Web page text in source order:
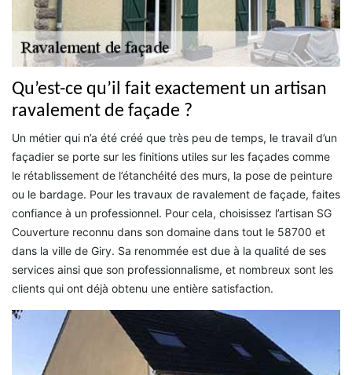
Qu’est-ce qu’il fait exactement un artisan
ravalement de façade ?
Un métier qui n’a été créé que très peu de temps, le travail d’un
façadier se porte sur les finitions utiles sur les façades comme
le rétablissement de l’étanchéité des murs, la pose de peinture
ou le bardage. Pour les travaux de ravalement de façade, faites
confiance à un professionnel. Pour cela, choisissez l’artisan SG
Couverture reconnu dans son domaine dans tout le 58700 et
dans la ville de Giry. Sa renommée est due à la qualité de ses
services ainsi que son professionnalisme, et nombreux sont les
clients qui ont déjà obtenu une entière satisfaction.